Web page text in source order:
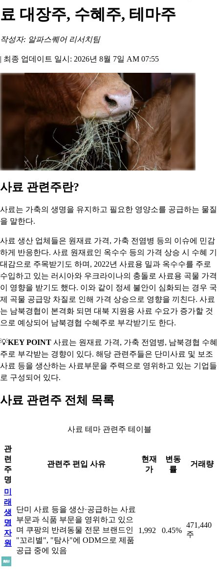
료 대장주, 수혜주, 테마주
작성자: 알파스퀘어 리서치팀
| 최종 업데이트 일시: 2026년 8월 7일 AM 07:55
사료 관련주란?
사료는 가축의 생명을 유지하고 필요한 영양소를 공급하는 물질
을 말한다.
사료 생산 업체들은 원재료 가격, 가축 전염병 등의 이슈에 민감
하게 반응한다. 사료 원재료인 옥수수 등의 가격 상승 시 수혜 기
대감으로 주목받기도 하며, 2022년 사료용 밀과 옥수수를 주로
수입하고 있는 러시아와 우크라이나의 충돌로 사료용 곡물 가격
이 영향을 받기도 했다. 이와 같이 정세 불안이 심화되는 경우 국
제 곡물 공급망 차질로 인해 가격 상승으로 영향을 끼친다. 사료
는 남북경협이 본격화 되면 대북 지원용 사료 수요가 증가할 것
으로 예상되어 남북경협 수혜주로 부각받기도 한다.
💡KEY POINT 사료는 원재료 가격, 가축 전염병, 남북경협 수혜
주로 부각받는 경향이 있다. 해당 관련주들은 단미사료 및 보조
사료 등을 생산하는 사료부문을 주력으로 영위하고 있는 기업들
로 구성되어 있다.
사료 관련주 전체 목록
사료 테마 관련주 테이블
관
련
주
명
관련주 편입 사유
현재
가
변동
률
거래량
미
래
생
명
자
원
단미 사료 등을 생산·공급하는 사료
부문과 식품 부문을 영위하고 있으
며 쿠팡의 반려동물 전문 브랜드인
"꼬리별", "탐사"에 ODM으로 제품
공급 중에 있음
1,992 0.45%
471,440
주